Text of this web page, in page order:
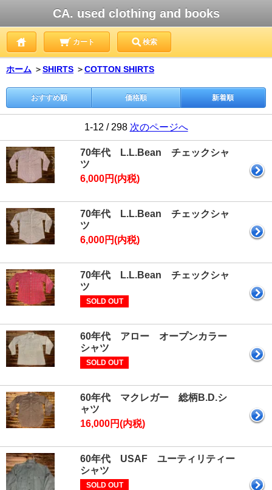
CA. used clothing and books
カート 検索
ホーム ＞SHIRTS ＞COTTON SHIRTS
おすすめ順 価格順 新着順
1-12 / 298 次のページへ
70年代 L.L.Bean チェックシャ
ツ
6,000円(内税)
70年代 L.L.Bean チェックシャ
ツ
6,000円(内税)
70年代 L.L.Bean チェックシャ
ツ
SOLD OUT
60年代 アロー オープンカラー
シャツ
SOLD OUT
60年代 マクレガー 総柄B.D.シ
ャツ
16,000円(内税)
60年代 USAF ユーティリティー
シャツ
SOLD OUT